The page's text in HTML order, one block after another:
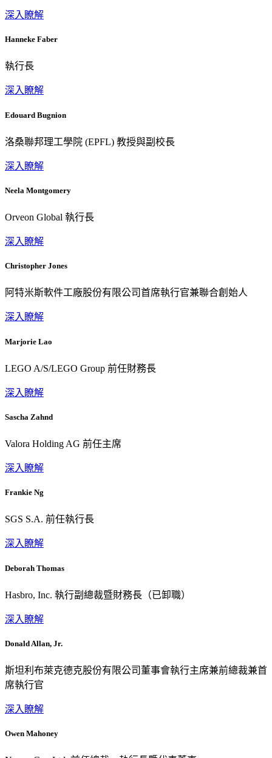
深入瞭解
Hanneke Faber
執行長
深入瞭解
Edouard Bugnion
洛桑聯邦理工學院 (EPFL) 教授與副校長
深入瞭解
Neela Montgomery
Orveon Global 執行長
深入瞭解
Christopher Jones
阿特米斯軟件工廠股份有限公司首席執行官兼聯合創始人
深入瞭解
Marjorie Lao
LEGO A/S/LEGO Group 前任財務長
深入瞭解
Sascha Zahnd
Valora Holding AG 前任主席
深入瞭解
Frankie Ng
SGS S.A. 前任執行長
深入瞭解
Deborah Thomas
Hasbro, Inc. 執行副總裁暨財務長（已卸職）
深入瞭解
Donald Allan, Jr.
斯坦利布萊克德克股份有限公司董事會執行主席兼前總裁兼首
席執行官
深入瞭解
Owen Mahoney